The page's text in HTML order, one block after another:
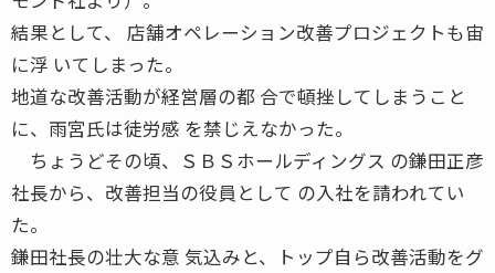
結果として、 店舗オペレーション改善プロジェクトも宙
に浮 いてしまった。
地道な改善活動が経営層の都 合で頓挫してしまうこと
に、雨宮氏は徒労感 を禁じえなかった。
ちょうどその頃、ＳＢＳホールディングス の鎌田正彦
社長から、改善担当の役員として の入社を請われてい
た。
鎌田社長の壮大な意 気込みと、トップ自ら改善活動をグ